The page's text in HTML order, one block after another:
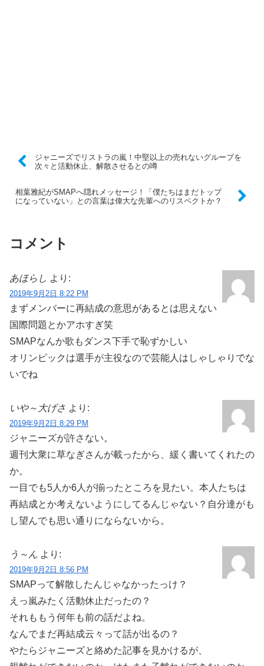
ジャニーズでリストラの嵐！中堅以上の売れないグループを
次々と活動休止、解散させるとの噂
相葉雅紀がSMAPへ隠れメッセージ！「僕たちはまだトップ
になっていない」との言葉は偉大な先輩へのリスペクトか？
コメント
あほらし より:
2019年9月2日 8:22 PM
まずメンバーに再結成の意思があるとは思えない
国際問題とかアホすぎ笑
SMAPなんか歌もダンス下手で恥ずかしい
オリンピックは選手が主役なので芸能人はしゃしゃりでな
いでね
いや～大げさ より:
2019年9月2日 8:29 PM
ジャニーズが許さない。
週刊大衆に草なぎさんが載ったから、緩く書いてくれたの
か。
一目でも5人か6人が揃ったところを見たい。本人たちは
再結成とか考えないようにしてるんじゃない？自分達がも
し望んでも思い通りにならないから。
う～ん より:
2019年9月2日 8:56 PM
SMAPって解散したんじゃなかったっけ？
えっ嵐みたく活動休止だったの？
それももう何年も前の話だよね。
なんでまだ再結成云々って話が出るの？
やたらジャニーズと絡めた記事を見かけるが、